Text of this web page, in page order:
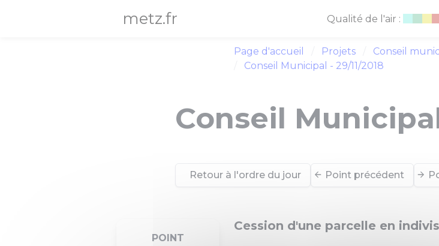
metz.fr Qualité de l'air :
Page d'accueil Projets Conseil
Conseil Municipal - 29/11/2018
Conseil Municipal
Retour à l'ordre du jour Point précédent
POINT
Cession d'une parcelle en